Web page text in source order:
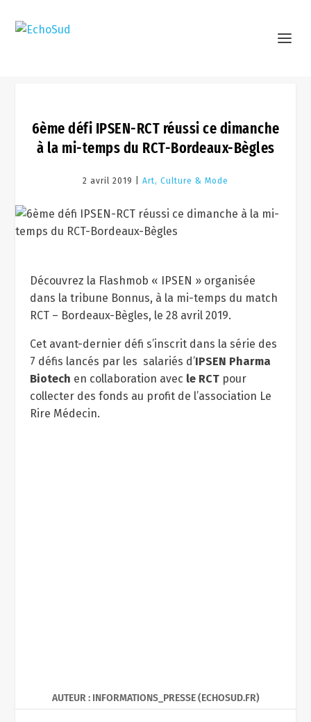
6ème défi IPSEN-RCT réussi ce dimanche
à la mi-temps du RCT-Bordeaux-Bègles
2 avril 2019 | Art, Culture & Mode
Découvrez la Flashmob « IPSEN » organisée
dans la tribune Bonnus, à la mi-temps du match
RCT – Bordeaux-Bègles, le 28 avril 2019.
Cet avant-dernier défi s’inscrit dans la série des
7 défis lancés par les salariés d’IPSEN Pharma
Biotech en collaboration avec le RCT pour
collecter des fonds au profit de l’association Le
Rire Médecin.
AUTEUR : INFORMATIONS_PRESSE (ECHOSUD.FR)